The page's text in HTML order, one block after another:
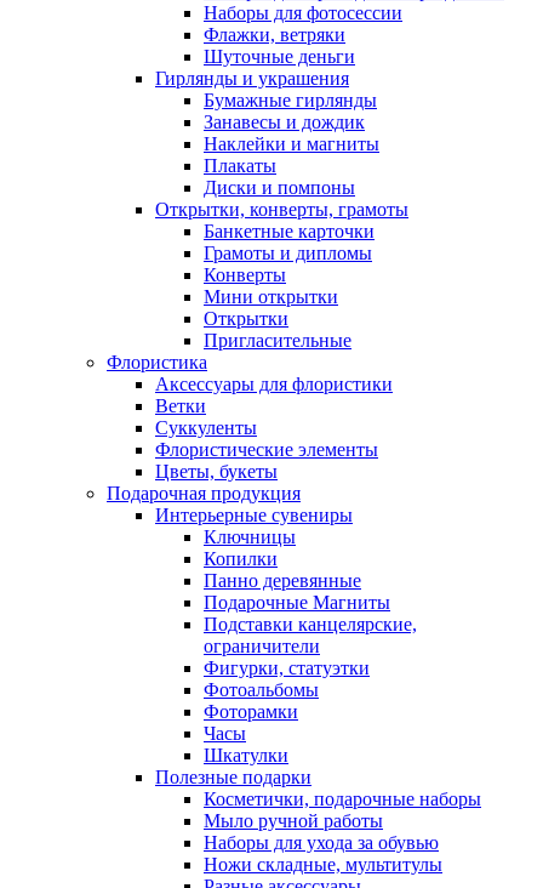
Наборы для фотосессии
Флажки, ветряки
Шуточные деньги
Гирлянды и украшения
Бумажные гирлянды
Занавесы и дождик
Наклейки и магниты
Плакаты
Диски и помпоны
Открытки, конверты, грамоты
Банкетные карточки
Грамоты и дипломы
Конверты
Мини открытки
Открытки
Пригласительные
Флористика
Аксессуары для флористики
Ветки
Суккуленты
Флористические элементы
Цветы, букеты
Подарочная продукция
Интерьерные сувениры
Ключницы
Копилки
Панно деревянные
Подарочные Магниты
Подставки канцелярские,
ограничители
Фигурки, статуэтки
Фотоальбомы
Фоторамки
Часы
Шкатулки
Полезные подарки
Косметички, подарочные наборы
Мыло ручной работы
Наборы для ухода за обувью
Ножи складные, мультитулы